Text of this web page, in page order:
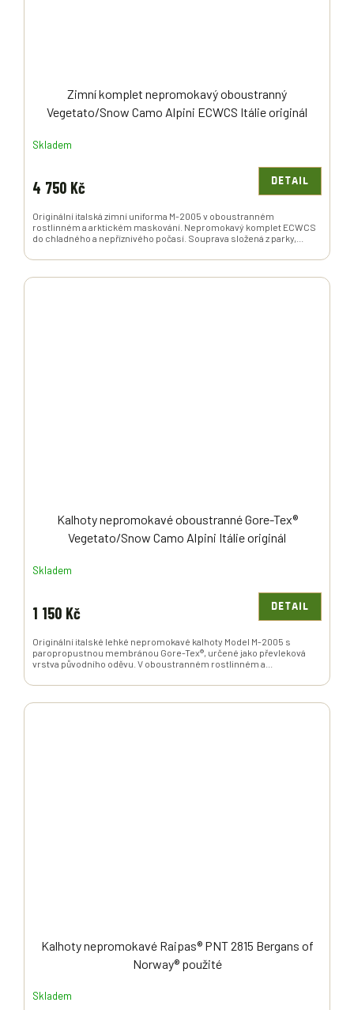
Zimní komplet nepromokavý oboustranný
Vegetato/Snow Camo Alpini ECWCS Itálie originál
Skladem
4 750 Kč DETAIL
Originální italská zimní uniforma M-2005 v oboustranném
rostlinném a arktickém maskování. Nepromokavý komplet ECWCS
do chladného a nepříznivého počasí. Souprava složená z parky,...
Kalhoty nepromokavé oboustranné Gore-Tex®
Vegetato/Snow Camo Alpini Itálie originál
Skladem
1 150 Kč DETAIL
Originální italské lehké nepromokavé kalhoty Model M-2005 s
paropropustnou membránou Gore-Tex®, určené jako převleková
vrstva původního oděvu. V oboustranném rostlinném a...
Kalhoty nepromokavé Raipas® PNT 2815 Bergans of
Norway® použité
Skladem